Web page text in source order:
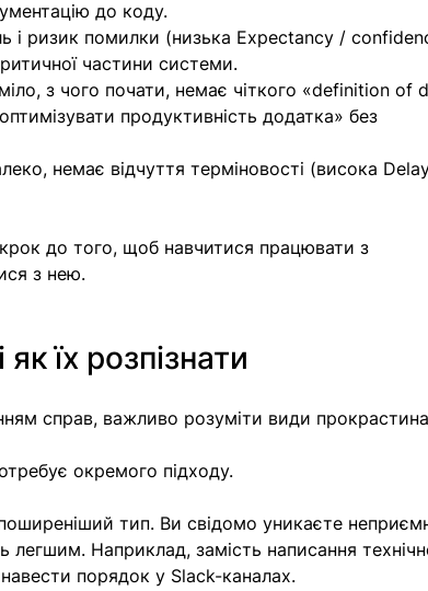
до коду.
і ризик помилки (низька Expectancy /
частини системи.
з чого почати, немає чіткого «definition of
продуктивність додатка» без
немає відчуття терміновості (висока
до того, щоб навчитися працювати з
з нею.
їх розпізнати
справ, важливо розуміти види
окремого підходу.
тип. Ви свідомо уникаєте
Наприклад, замість написання
порядок у Slack-каналах.